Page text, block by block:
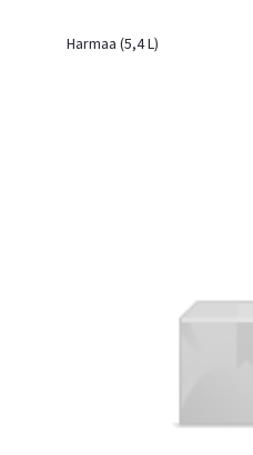
Harmaa (5,4 L)